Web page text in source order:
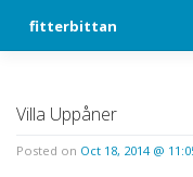
fitterbittan
Villa Uppåner
Posted on Oct 18, 2014 @